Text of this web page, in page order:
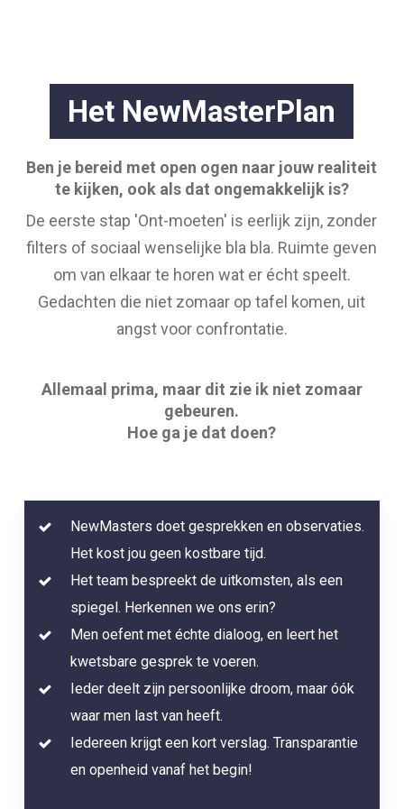
Het NewMasterPlan
Ben je bereid met open ogen naar jouw realiteit
te kijken, ook als dat ongemakkelijk is?
De eerste stap 'Ont-moeten' is eerlijk zijn, zonder
filters of sociaal wenselijke bla bla. Ruimte geven
om van elkaar te horen wat er écht speelt.
Gedachten die niet zomaar op tafel komen, uit
angst voor confrontatie.
Allemaal prima, maar dit zie ik niet zomaar
gebeuren.
Hoe ga je dat doen?
NewMasters doet gesprekken en observaties.
Het kost jou geen kostbare tijd.
Het team bespreekt de uitkomsten, als een
spiegel. Herkennen we ons erin?
Men oefent met échte dialoog, en leert het
kwetsbare gesprek te voeren.
Ieder deelt zijn persoonlijke droom, maar óók
waar men last van heeft.
Iedereen krijgt een kort verslag. Transparantie
en openheid vanaf het begin!